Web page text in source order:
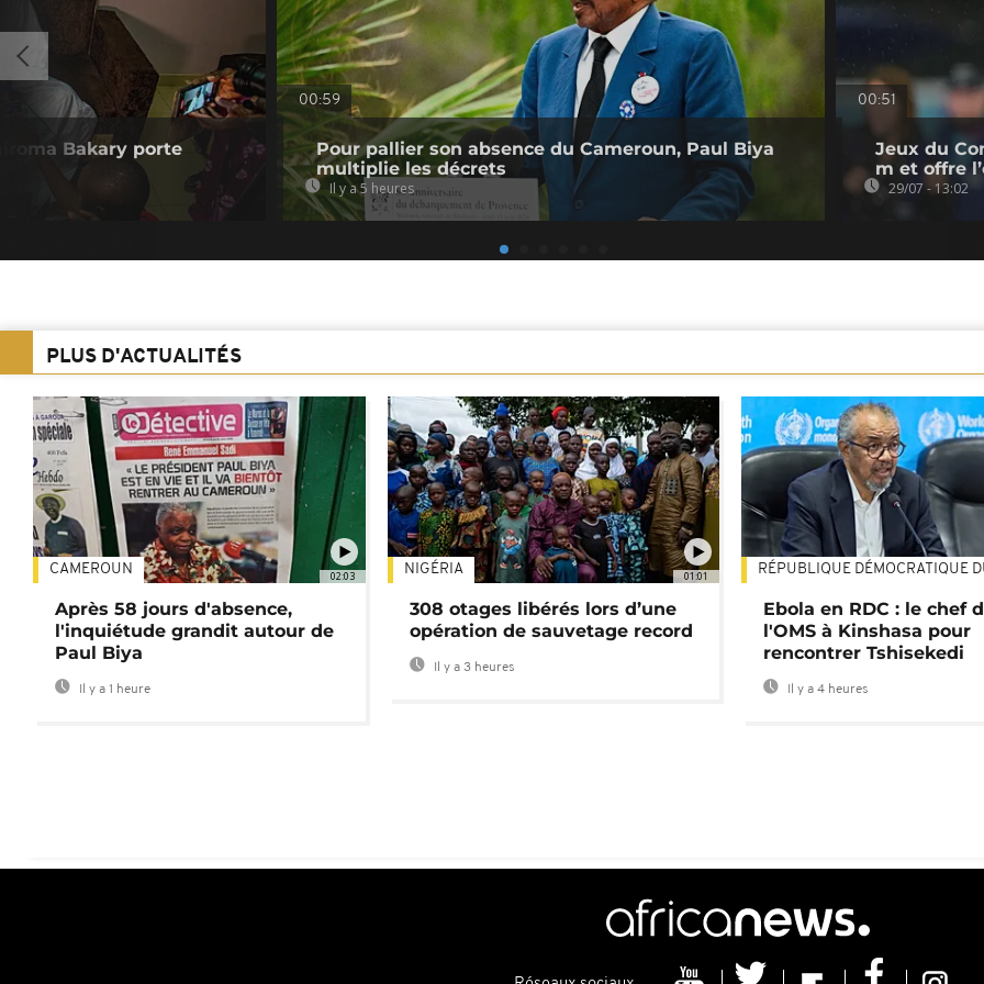
Bakary porte
00:59
Pour pallier son absence du Cameroun, Paul Biya
multiplie les décrets
Il y a 5 heures
00:51
Jeux du
m et offre
29/07 - 13:02
PLUS D'ACTUALITÉS
02:03
CAMEROUN
Après 58 jours d'absence,
l'inquiétude grandit autour de
Paul Biya
Il y a 1 heure
01:01
NIGÉRIA
308 otages libérés lors d’une
opération de sauvetage record
Il y a 3 heures
RÉPUBLIQUE DÉMOCRATIQUE
Ebola en RDC : le chef
l'OMS à Kinshasa pour
rencontrer Tshisekedi
Il y a 4 heures